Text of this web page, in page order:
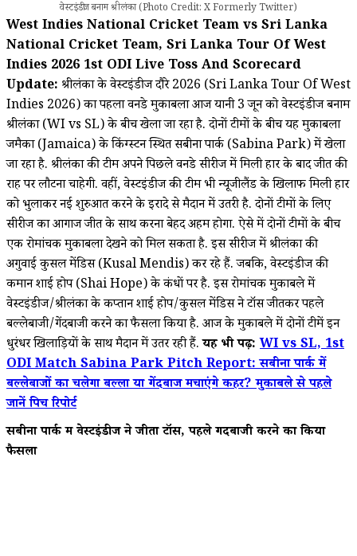
वेस्टइंडीज बनाम श्रीलंका (Photo Credit: X Formerly Twitter)
West Indies National Cricket Team vs Sri Lanka
National Cricket Team, Sri Lanka Tour Of West
Indies 2026 1st ODI Live Toss And Scorecard
Update: श्रीलंका के वेस्टइंडीज दौरे 2026 (Sri Lanka Tour Of West
Indies 2026) का पहला वनडे मुकाबला आज यानी 3 जून को वेस्टइंडीज बनाम
श्रीलंका (WI vs SL) के बीच खेला जा रहा है. दोनों टीमों के बीच यह मुकाबला
जमैका (Jamaica) के किंग्स्टन स्थित सबीना पार्क (Sabina Park) में खेला
जा रहा है. श्रीलंका की टीम अपने पिछले वनडे सीरीज में मिली हार के बाद जीत की
राह पर लौटना चाहेगी. वहीं, वेस्टइंडीज की टीम भी न्यूजीलैंड के खिलाफ मिली हार
को भुलाकर नई शुरुआत करने के इरादे से मैदान में उतरी है. दोनों टीमों के लिए
सीरीज का आगाज जीत के साथ करना बेहद अहम होगा. ऐसे में दोनों टीमों के बीच
एक रोमांचक मुकाबला देखने को मिल सकता है. इस सीरीज में श्रीलंका की
अगुवाई कुसल मेंडिस (Kusal Mendis) कर रहे हैं. जबकि, वेस्टइंडीज की
कमान शाई होप (Shai Hope) के कंधों पर है. इस रोमांचक मुकाबले में
वेस्टइंडीज/श्रीलंका के कप्तान शाई होप/कुसल मेंडिस ने टॉस जीतकर पहले
बल्लेबाजी/गेंदबाजी करने का फैसला किया है. आज के मुकाबले में दोनों टीमें इन
धुरंधर खिलाड़ियों के साथ मैदान में उतर रही हैं.यह भी पढ़ें:WI vs SL, 1st
ODI Match Sabina Park Pitch Report: सबीना पार्क में
बल्लेबाजों का चलेगा बल्ला या गेंदबाज मचाएंगे कहर? मुकाबले से पहले
जानें पिच रिपोर्ट
सबीना पार्क में वेस्टइंडीज ने जीता टॉस, पहले गेंदबाजी करने का किया
फैसला